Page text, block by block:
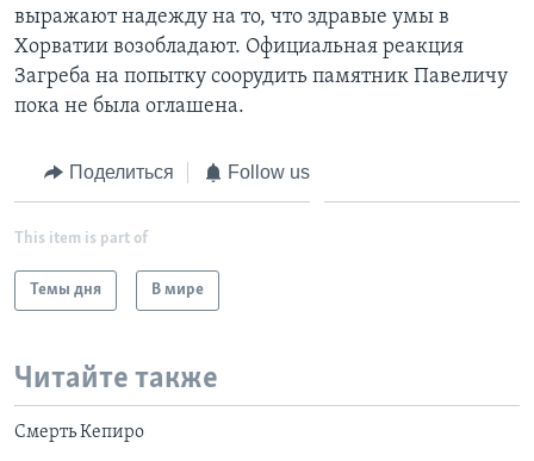
выражают надежду на то, что здравые умы в
Хорватии возобладают. Официальная реакция
Загреба на попытку соорудить памятник Павеличу
пока не была оглашена.
Поделиться Follow us
This item is part of
Темы дня В мире
Читайте также
Смерть Кепиро